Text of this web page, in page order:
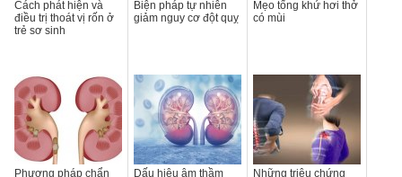
Cách phát hiện và
điều trị thoát vị rốn ở
trẻ sơ sinh
Biện pháp tự nhiên
giảm nguy cơ đột quỵ
Mẹo tống khứ hơi thở
có mùi
Phương pháp chẩn
Dấu hiệu âm thầm
Những triệu chứng